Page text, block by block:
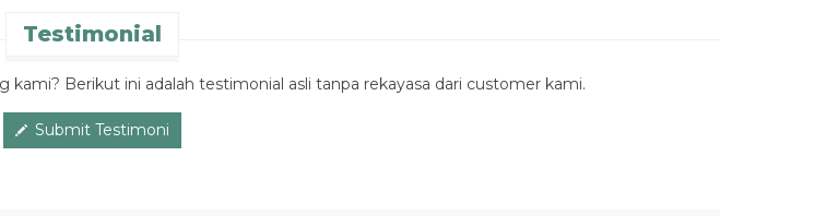
Testimonial
Berikut ini adalah testimonial asli tanpa rekayasa dari customer kami.
Submit Testimoni